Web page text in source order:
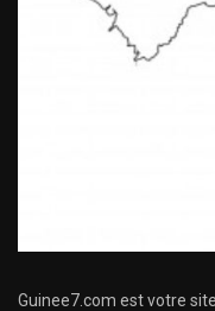
Guinee7.com est votre